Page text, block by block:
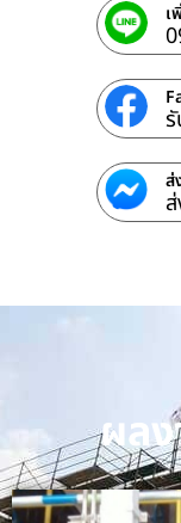
เ
ส่
ผลง